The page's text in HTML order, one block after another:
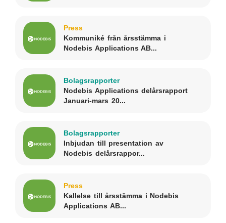
Press
Kommuniké från årsstämma i
Nodebis Applications AB...
Bolagsrapporter
Nodebis Applications delårsrapport
Januari-mars 20...
Bolagsrapporter
Inbjudan till presentation av
Nodebis delårsrappor...
Press
Kallelse till årsstämma i Nodebis
Applications AB...